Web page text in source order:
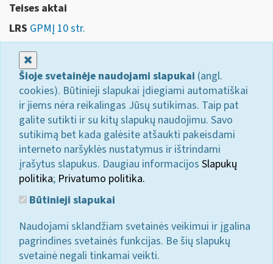
Teises aktai
LRS GPMĮ 10 str.
Šioje svetainėje naudojami slapukai (angl.
cookies). Būtinieji slapukai įdiegiami automatiškai
ir jiems nėra reikalingas Jūsų sutikimas. Taip pat
galite sutikti ir su kitų slapukų naudojimu. Savo
sutikimą bet kada galėsite atšaukti pakeisdami
interneto naršyklės nustatymus ir ištrindami
įrašytus slapukus. Daugiau informacijos Slapukų
politika; Privatumo politika.
Būtinieji slapukai
Naudojami sklandžiam svetainės veikimui ir įgalina
pagrindines svetainės funkcijas. Be šių slapukų
svetainė negali tinkamai veikti.